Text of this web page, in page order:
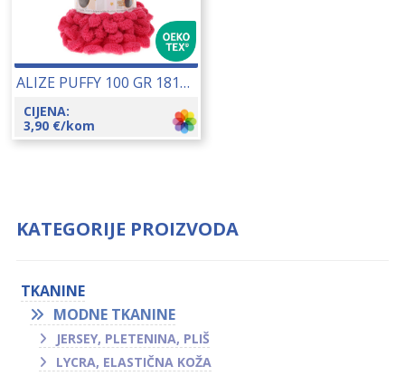
ALIZE PUFFY 100 GR 18132
CIJENA:
3,90 €/kom
KATEGORIJE PROIZVODA
TKANINE
MODNE TKANINE
JERSEY, PLETENINA, PLIŠ
LYCRA, ELASTIČNA KOŽA